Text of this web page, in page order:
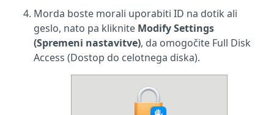
Morda boste morali uporabiti ID na dotik ali
geslo, nato pa kliknite Modify Settings
(Spremeni nastavitve), da omogočite Full Disk
Access (Dostop do celotnega diska).